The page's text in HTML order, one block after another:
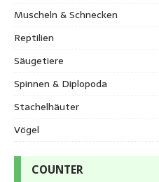
Muscheln & Schnecken
Reptilien
Säugetiere
Spinnen & Diplopoda
Stachelhäuter
Vögel
COUNTER